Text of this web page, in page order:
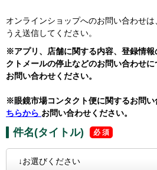
オンラインショップへのお問い合わせ
うえ送信してください。
※アプリ、店舗に関する内容、登録情
クトメールの停止などのお問い合わせに
お問い合わせください。
※眼鏡市場コンタクト便に関するお問い
ちらから お問い合わせください。
件名(タイトル)